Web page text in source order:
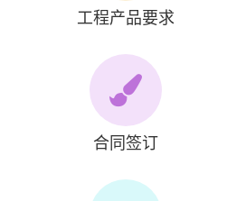
工程产品要求
合同签订